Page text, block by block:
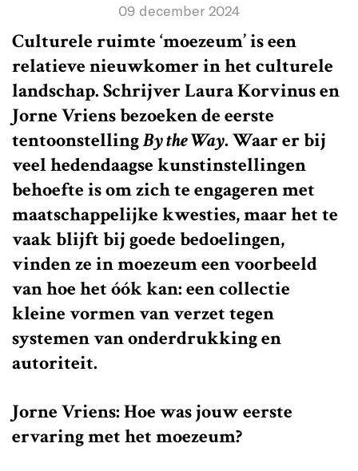
09 december 2024
Culturele ruimte ‘moezeum’ is een
relatieve nieuwkomer in het culturele
landschap. Schrijver Laura Korvinus en
Jorne Vriens bezoeken de eerste
tentoonstellingBy the Way. Waar er bij
veel hedendaagse kunstinstellingen
behoefte is om zich te engageren met
maatschappelijke kwesties, maar het te
vaak blijft bij goede bedoelingen,
vinden ze in moezeum een voorbeeld
van hoe het óók kan: een collectie
kleine vormen van verzet tegen
systemen van onderdrukking en
autoriteit.
Jorne Vriens: Hoe was jouw eerste
ervaring met het moezeum?